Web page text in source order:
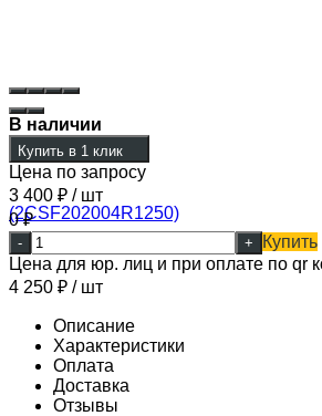
В наличии
Купить в 1 клик
Цена по запросу
3 400 ₽ / шт
0₽
- +
Купить
Цена для юр. лиц и при оплате по qr
4 250 ₽ / шт
Описание
Характеристики
Оплата
Доставка
Отзывы